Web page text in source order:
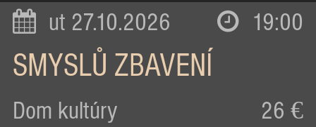
ut 27.10.2026 19:00
SMYSLŮ ZBAVENÍ
Dom kultúry 26 €